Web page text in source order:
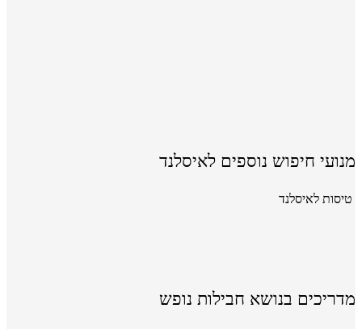
מנועי חיפוש נוספים לאיסלנד
טיסות לאיסלנד
מדריכים בנושא חבילות נופש